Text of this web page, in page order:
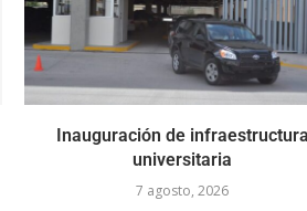
Inauguración de infraestructura
universitaria
7 agosto, 2026